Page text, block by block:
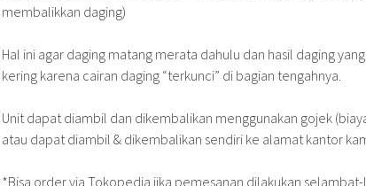
membalikkan daging)
Hal ini agar daging matang merata dahulu dan hasil daging
kering karena cairan daging “terkunci” di bagian tengahnya.
Unit dapat diambil dan dikembalikan menggunakan gojek
atau dapat diambil & dikembalikan sendiri ke alamat kantor
*Bisa order via Tokopedia jika pemesanan dilakukan